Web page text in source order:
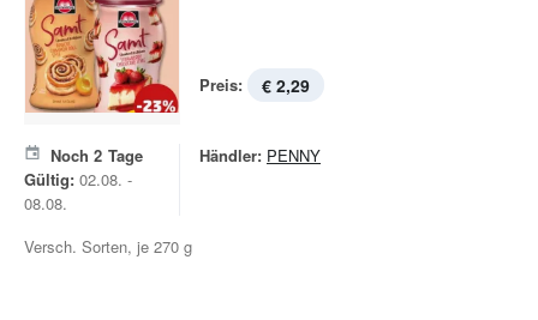
Preis: € 2,29
Noch 2 Tage
Gültig: 02.08. -
08.08.
Händler: PENNY
Versch. Sorten, je 270 g